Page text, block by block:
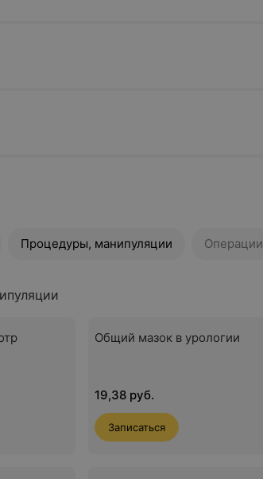
Процедуры, манипуляции Операции
Общий мазок в урологии
19,38 руб.
Записаться